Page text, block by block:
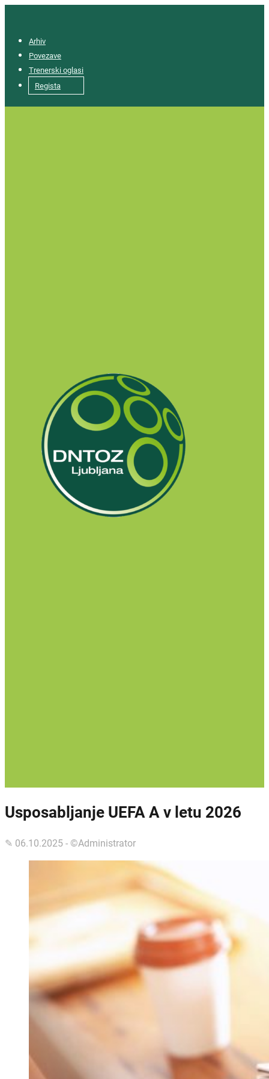
Arhiv
Povezave
Trenerski oglasi
Regista
Usposabljanje UEFA A v letu 2026
✎ 06.10.2025 - ©Administrator